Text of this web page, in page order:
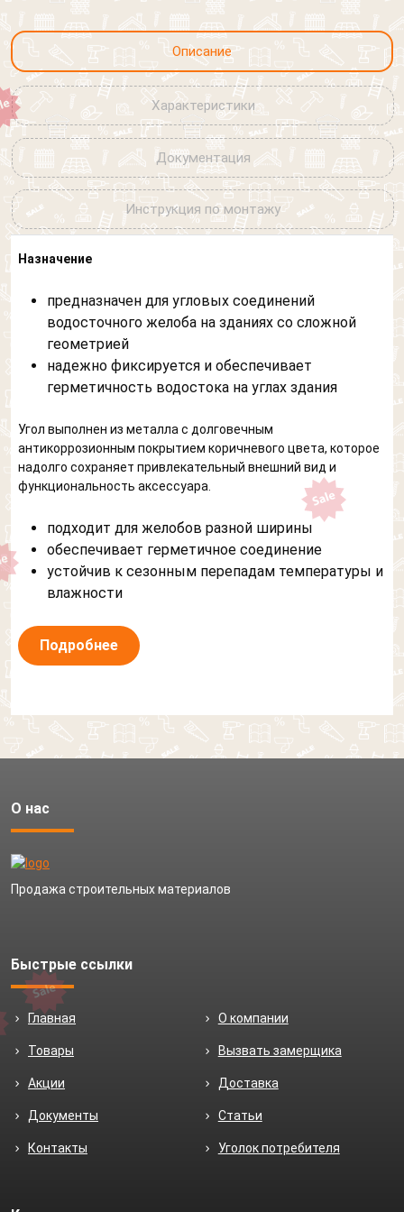
Описание
Характеристики
Документация
Инструкция по монтажу
Назначение
предназначен для угловых соединений
водосточного желоба на зданиях со сложной
геометрией
надежно фиксируется и обеспечивает
герметичность водостока на углах здания
Угол выполнен из металла с долговечным
антикоррозионным покрытием коричневого цвета, которое
надолго сохраняет привлекательный внешний вид и
функциональность аксессуара.
подходит для желобов разной ширины
обеспечивает герметичное соединение
устойчив к сезонным перепадам температуры и
влажности
Подробнее
Я согласен на обработку персональных данных
О нас
Продажа строительных материалов
Быстрые ссылки
Главная О компании
Товары Вызвать замерщика
Акции Доставка
Документы Статьи
Контакты Уголок потребителя